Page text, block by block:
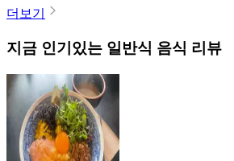
더보기
지금 인기있는 일반식 음식 리뷰